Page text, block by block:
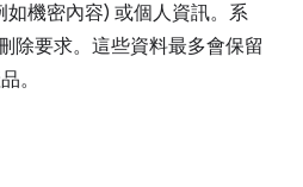
機密內容) 或個人資訊。系
除要求。這些資料最多會保留
。